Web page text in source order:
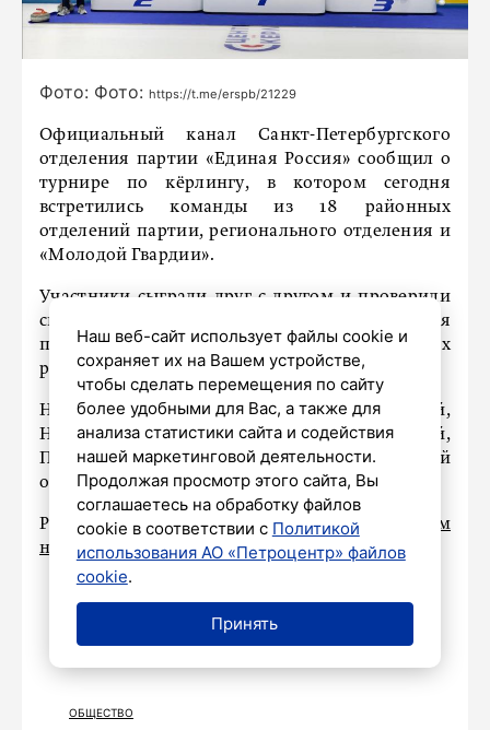
Фото: Фото: https://t.me/erspb/21229
Официальный канал Санкт-Петербургского
отделения партии «Единая Россия» сообщил о
турнире по кёрлингу, в котором сегодня
встретились команды из 18 районных
отделений партии, регионального отделения и
«Молодой Гвардии».
Участники сыграли друг с другом и проверили
свои силы на льду. Завтра соревнования
продолжатся с участием команд из других
регионов России.
На лёд выйдут представители Ленинградской,
Нижегородской, Новгородской, Оренбургской,
Псковской, Ростовской и Свердловской
областей.
Ранее Форвард СКАназвал хоккей спортом
номер одинв России.
ОБЩЕСТВО
Наш веб-сайт использует файлы cookie и
сохраняет их на Вашем устройстве,
чтобы сделать перемещения по сайту
более удобными для Вас, а также для
анализа статистики сайта и содействия
нашей маркетинговой деятельности.
Продолжая просмотр этого сайта, Вы
соглашаетесь на обработку файлов
cookie в соответствии с Политикой
использования АО «Петроцентр» файлов
cookie.
Принять